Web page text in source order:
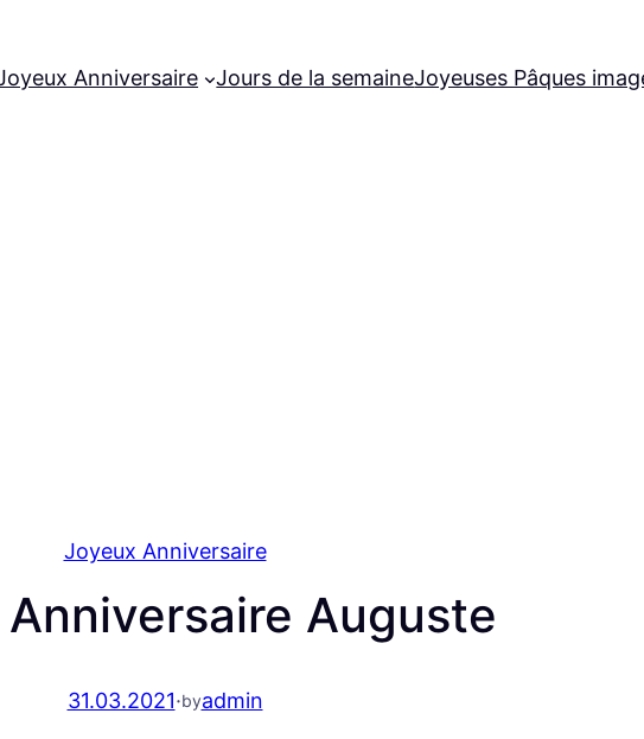
Anniversaire Jours de la semaineJoyeuses Pâques
Joyeux Anniversaire
Auguste
31.03.2021·byadmin